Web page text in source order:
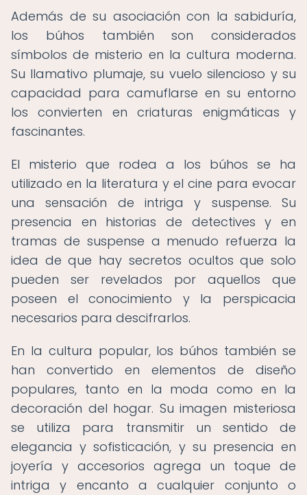
Además de su asociación con la sabiduría,
los búhos también son considerados
símbolos de misterio en la cultura moderna.
Su llamativo plumaje, su vuelo silencioso y su
capacidad para camuflarse en su entorno
los convierten en criaturas enigmáticas y
fascinantes.
El misterio que rodea a los búhos se ha
utilizado en la literatura y el cine para evocar
una sensación de intriga y suspense. Su
presencia en historias de detectives y en
tramas de suspense a menudo refuerza la
idea de que hay secretos ocultos que solo
pueden ser revelados por aquellos que
poseen el conocimiento y la perspicacia
necesarios para descifrarlos.
En la cultura popular, los búhos también se
han convertido en elementos de diseño
populares, tanto en la moda como en la
decoración del hogar. Su imagen misteriosa
se utiliza para transmitir un sentido de
elegancia y sofisticación, y su presencia en
joyería y accesorios agrega un toque de
intriga y encanto a cualquier conjunto o